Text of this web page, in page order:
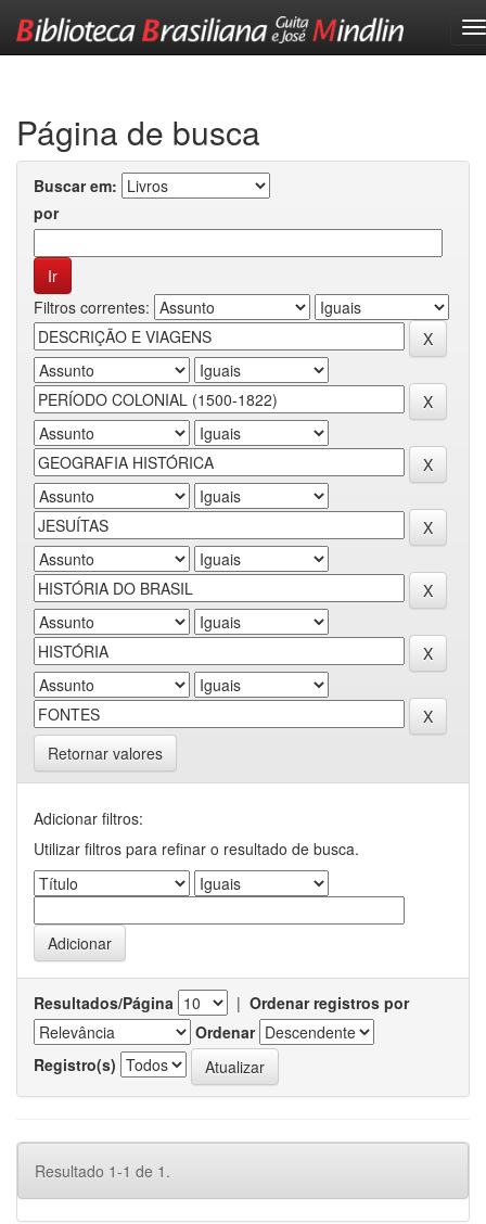
Página de busca
Buscar em:
por
Filtros correntes:
Retornar valores
Adicionar filtros:
Utilizar filtros para refinar o resultado de busca.
Resultados/Página | Ordenar registros por
Ordenar
Registro(s)
Resultado 1-1 de 1.